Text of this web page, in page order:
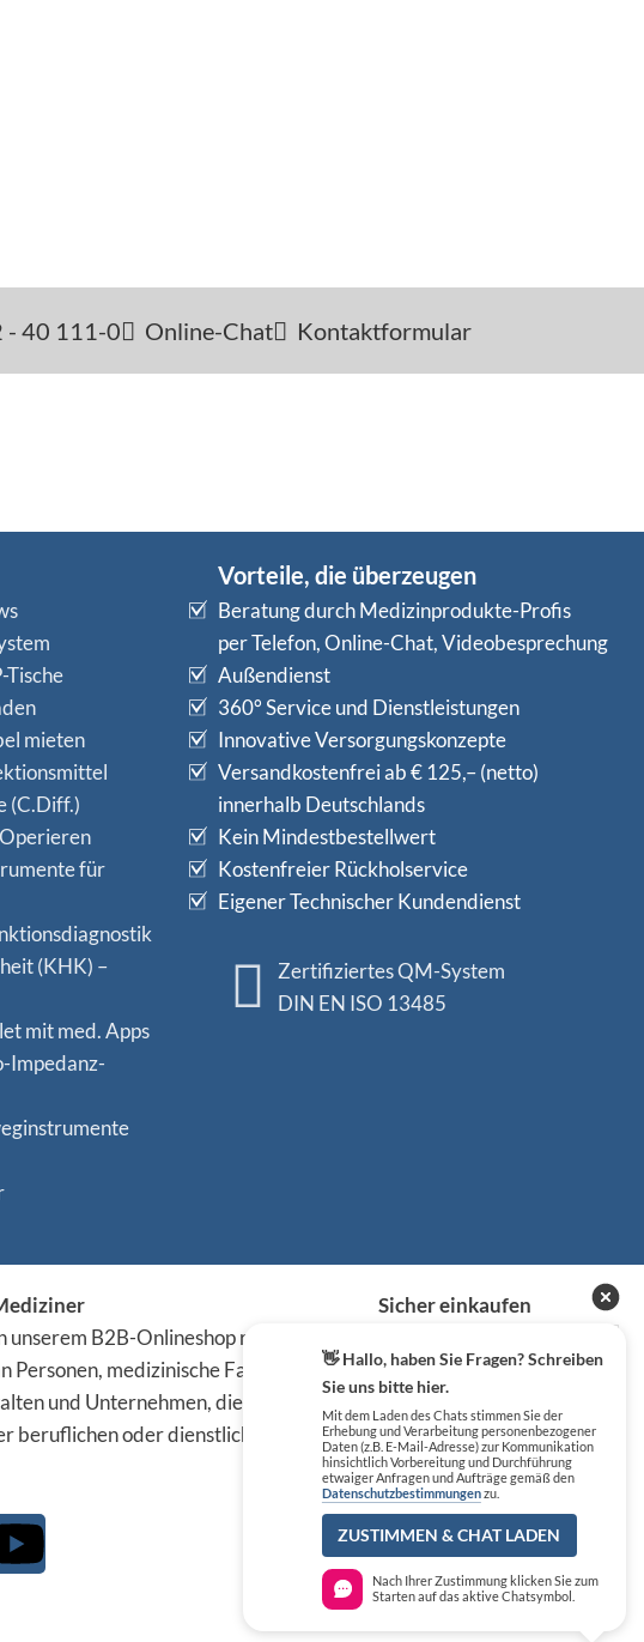
- 40 111-0 Online-Chat Kontaktformular
Tische
mieten
(C.Diff.)
für
(KHK) –
mit med. Apps
Impedanz-
Vorteile, die überzeugen
Beratung durch Medizinprodukte-Profis
per Telefon, Online-Chat, Videobesprechung
Außendienst
360° Service und Dienstleistungen
Innovative Versorgungskonzepte
Versandkostenfrei ab € 125,– (netto)
innerhalb Deutschlands
Kein Mindestbestellwert
Kostenfreier Rückholservice
Eigener Technischer Kundendienst
Zertifiziertes QM-System
DIN EN ISO 13485
unserem B2B-Onlineshop richten sich
Personen, medizinische Fachkreise,
und Unternehmen, die die
beruflichen oder dienstlichen Tätigkeit
Sicher einkaufen
👋 Hallo, haben Sie Fragen? Schreiben
Sie uns bitte hier.
Mit dem Laden des Chats stimmen Sie der
Erhebung und Verarbeitung personenbezogener
Daten (z.B. E-Mail-Adresse) zur Kommunikation
hinsichtlich Vorbereitung und Durchführung
etwaiger Anfragen und Aufträge gemäß den
Datenschutzbestimmungenzu.
ZUSTIMMEN & CHAT LADEN
Nach Ihrer Zustimmung klicken Sie zum
Starten auf das aktive Chatsymbol.